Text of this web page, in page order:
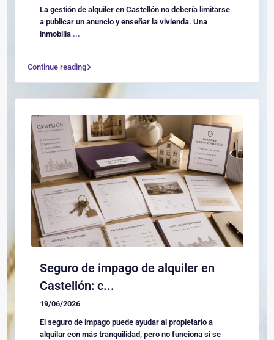
La gestión de alquiler en Castellón no debería limitarse
a publicar un anuncio y enseñar la vivienda. Una
inmobilia ...
Continue reading
Seguro de impago de alquiler en
Castellón: c...
19/06/2026
El seguro de impago puede ayudar al propietario a
alquilar con más tranquilidad, pero no funciona si se